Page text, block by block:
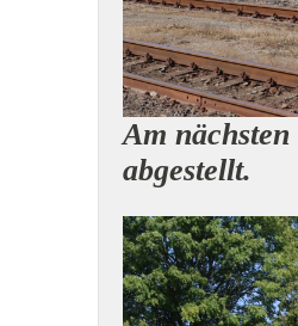
Am
abgestellt.